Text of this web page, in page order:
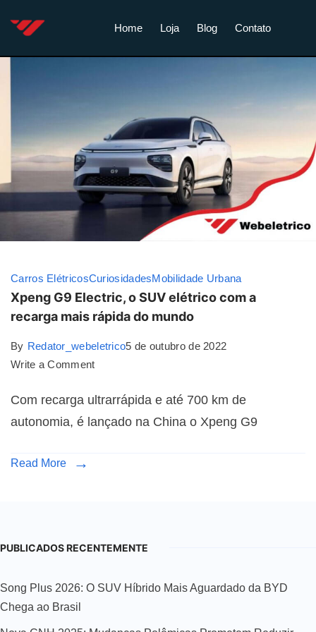
Home Loja Blog Contato
Carros ElétricosCuriosidadesMobilidade Urbana
Xpeng G9 Electric, o SUV elétrico com a
recarga mais rápida do mundo
By Redator_webeletrico5 de outubro de 2022
Write a Comment
Com recarga ultrarrápida e até 700 km de
autonomia, é lançado na China o Xpeng G9
Read More
PUBLICADOS RECENTEMENTE
Song Plus 2026: O SUV Híbrido Mais Aguardado da BYD
Chega ao Brasil